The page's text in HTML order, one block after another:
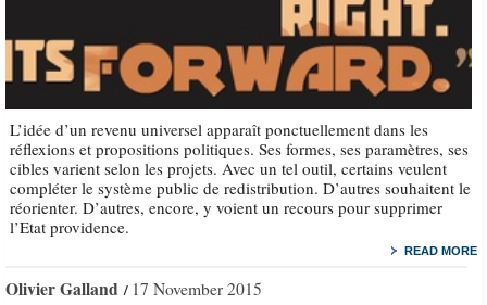
L’idée d’un revenu universel apparaît ponctuellement dans les
réflexions et propositions politiques. Ses formes, ses paramètres, ses
cibles varient selon les projets. Avec un tel outil, certains veulent
compléter le système public de redistribution. D’autres souhaitent le
réorienter. D’autres, encore, y voient un recours pour supprimer
l’Etat providence.
READ MORE
Olivier Galland 17 November 2015